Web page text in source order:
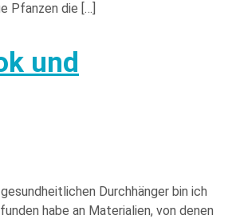
Pfanzen die […]
und
Durchhänger bin ich
habe an Materialien, von denen